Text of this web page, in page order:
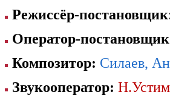
Режиссёр-постановщик
Оператор-
Композитор: Силаев,
Звукооператор: